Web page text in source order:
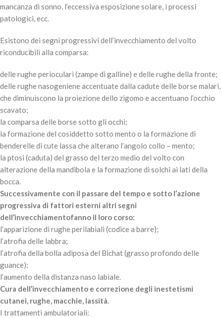
mancanza di sonno, l’eccessiva esposizione solare, i processi
patologici, ecc.
Esistono dei segni progressivi dell’invecchiamento del volto
riconducibili alla comparsa:
delle rughe perioculari (zampe di galline) e delle rughe della fronte;
delle rughe nasogeniene accentuate dalla cadute delle borse malari,
che diminuiscono la proiezione dello zigomo e accentuano l’occhio
scavato;
la comparsa delle borse sotto gli occhi;
la formazione del cosiddetto sotto mento o la formazione di
benderelle di cute lassa che alterano l’angolo collo – mento;
la ptosi (caduta) del grasso del terzo medio del volto con
alterazione della mandibola e la formazione di solchi ai lati della
bocca.
Successivamente con il passare del tempo e sotto l’azione
progressiva di fattori esterni altri segni
dell’invecchiamentofanno il loro corso:
l’apparizione di rughe perilabiali (codice a barre);
l’atrofia delle labbra;
l’atrofia della bolla adiposa del Bichat (grasso profondo delle
guance);
l’aumento della distanza naso labiale.
Cura dell’invecchiamento e correzione degli inestetismi
cutanei, rughe, macchie, lassità.
I trattamenti ambulatoriali: